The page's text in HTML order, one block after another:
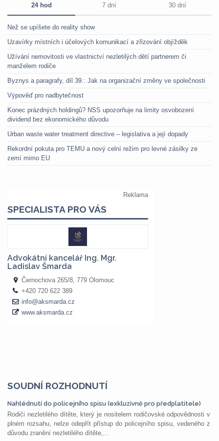
24 hod 7 dní 30 dní
Než se upíšete do reality show
Uzavírky místních i účelových komunikací a zřizování objížděk
Užívání nemovitosti ve vlastnictví nezletilých dětí partnerem či
manželem rodiče
Byznys a paragrafy, díl 39.: Jak na organizační změny ve společnosti
Výpověď pro nadbytečnost
Konec prázdných holdingů? NSS upozorňuje na limity osvobození
dividend bez ekonomického důvodu
Urban waste water treatment directive – legislativa a její dopady
Rekordní pokuta pro TEMU a nový celní režim pro levné zásilky ze
zemí mimo EU
SOUDNÍ ROZHODNUTÍ
Nahlédnutí do policejního spisu (exkluzivně pro předplatitele)
Rodiči nezletilého dítěte, který je nositelem rodičovské odpovědnosti v
plném rozsahu, nelze odepřít přístup do policejního spisu, vedeného z
důvodu zranění nezletilého dítěte,...